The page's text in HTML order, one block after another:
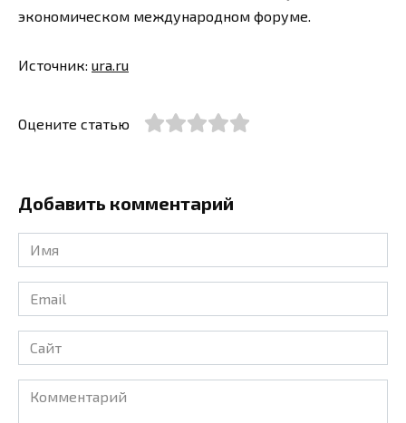
экономическом международном форуме.
Источник: ura.ru
Оцените статью
Добавить комментарий
Имя
*
Email
*
Сайт
Комментарий